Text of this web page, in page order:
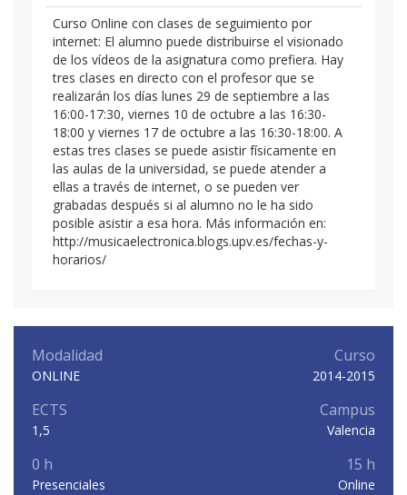
Curso Online con clases de seguimiento por
internet: El alumno puede distribuirse el visionado
de los vídeos de la asignatura como prefiera. Hay
tres clases en directo con el profesor que se
realizarán los días lunes 29 de septiembre a las
16:00-17:30, viernes 10 de octubre a las 16:30-
18:00 y viernes 17 de octubre a las 16:30-18:00. A
estas tres clases se puede asistir físicamente en
las aulas de la universidad, se puede atender a
ellas a través de internet, o se pueden ver
grabadas después si al alumno no le ha sido
posible asistir a esa hora. Más información en:
http://musicaelectronica.blogs.upv.es/fechas-y-
horarios/
Modalidad
ONLINE
Curso
2014-2015
ECTS
1,5
Campus
Valencia
0 h
Presenciales
15 h
Online